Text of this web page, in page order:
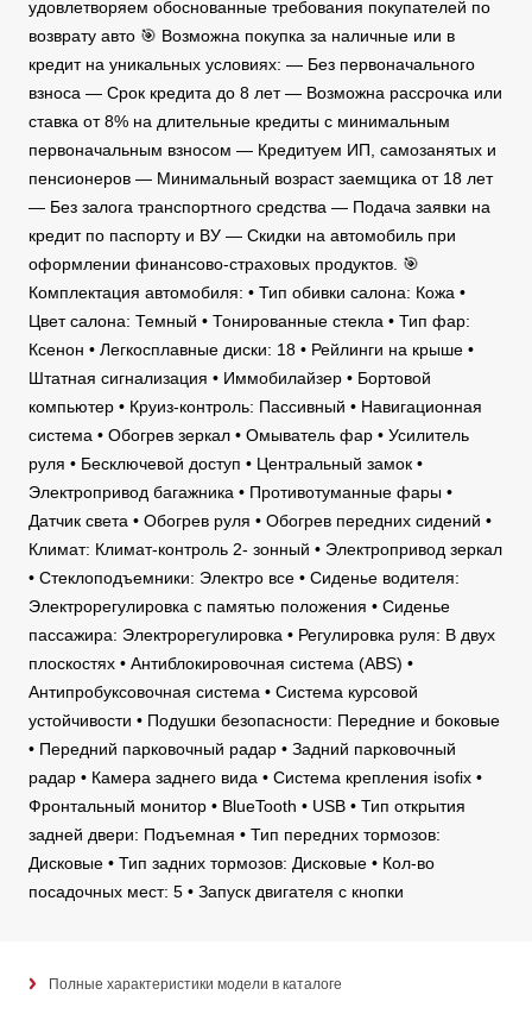
удовлетворяем обоснованные требования покупателей по
возврату авто 🎯 Возможна покупка за наличные или в
кредит на уникальных условиях: — Без первоначального
взноса — Срок кредита до 8 лет — Возможна рассрочка или
ставка от 8% на длительные кредиты с минимальным
первоначальным взносом — Кредитуем ИП, самозанятых и
пенсионеров — Минимальный возраст заемщика от 18 лет
— Без залога транспортного средства — Подача заявки на
кредит по паспорту и ВУ — Скидки на автомобиль при
оформлении финансово-страховых продуктов. 🎯
Комплектация автомобиля: • Тип обивки салона: Кожа •
Цвет салона: Темный • Тонированные стекла • Тип фар:
Ксенон • Легкосплавные диски: 18 • Рейлинги на крыше •
Штатная сигнализация • Иммобилайзер • Бортовой
компьютер • Круиз-контроль: Пассивный • Навигационная
система • Обогрев зеркал • Омыватель фар • Усилитель
руля • Бесключевой доступ • Центральный замок •
Электропривод багажника • Противотуманные фары •
Датчик света • Обогрев руля • Обогрев передних сидений •
Климат: Климат-контроль 2- зонный • Электропривод зеркал
• Стеклоподъемники: Электро все • Сиденье водителя:
Электрорегулировка с памятью положения • Сиденье
пассажира: Электрорегулировка • Регулировка руля: В двух
плоскостях • Антиблокировочная система (ABS) •
Антипробуксовочная система • Система курсовой
устойчивости • Подушки безопасности: Передние и боковые
• Передний парковочный радар • Задний парковочный
радар • Камера заднего вида • Система крепления isofix •
Фронтальный монитор • BlueTooth • USB • Тип открытия
задней двери: Подъемная • Тип передних тормозов:
Дисковые • Тип задних тормозов: Дисковые • Кол-во
посадочных мест: 5 • Запуск двигателя с кнопки
Полные характеристики модели в каталоге